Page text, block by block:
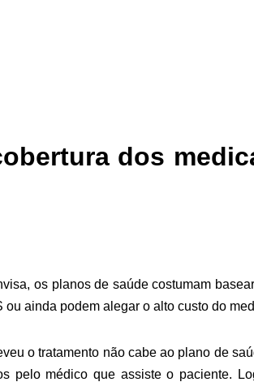
dos
os planos de saúde costumam
ainda podem alegar o alto custo do
o tratamento não cabe ao plano de
pelo médico que assiste o paciente.